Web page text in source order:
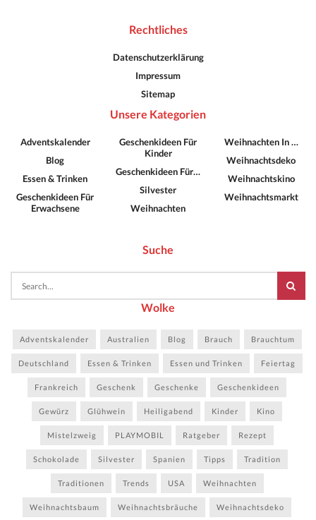
Rechtliches
Datenschutzerklärung
Impressum
Sitemap
Unsere Kategorien
Adventskalender
Blog
Essen & Trinken
Geschenkideen Für
Erwachsene
Geschenkideen Für
Kinder
Geschenkideen Für…
Silvester
Weihnachten
Weihnachten In …
Weihnachtsdeko
Weihnachtskino
Weihnachtsmarkt
Suche
Wolke
Adventskalender Australien Blog Brauch Brauchtum
Deutschland Essen & Trinken Essen und Trinken Feiertag
Frankreich Geschenk Geschenke Geschenkideen
Gewürz Glühwein Heiligabend Kinder Kino
Mistelzweig PLAYMOBIL Ratgeber Rezept
Schokolade Silvester Spanien Tipps Tradition
Traditionen Trends USA Weihnachten
Weihnachtsbaum Weihnachtsbräuche Weihnachtsdeko